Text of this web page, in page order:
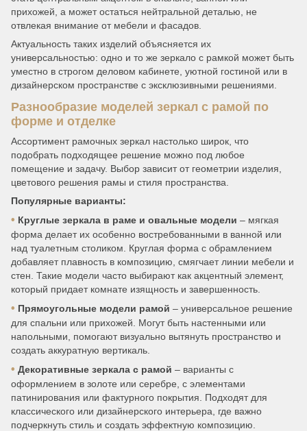
прихожей, а может остаться нейтральной деталью, не
отвлекая внимание от мебели и фасадов.
Актуальность таких изделий объясняется их
универсальностью: одно и то же зеркало с рамкой может быть
уместно в строгом деловом кабинете, уютной гостиной или в
дизайнерском пространстве с эксклюзивными решениями.
Разнообразие моделей зеркал с рамой по
форме и отделке
Ассортимент рамочных зеркал настолько широк, что
подобрать подходящее решение можно под любое
помещение и задачу. Выбор зависит от геометрии изделия,
цветового решения рамы и стиля пространства.
Популярные варианты:
• Круглые зеркала в раме и овальные модели – мягкая
форма делает их особенно востребованными в ванной или
над туалетным столиком. Круглая форма с обрамлением
добавляет плавность в композицию, смягчает линии мебели и
стен. Такие модели часто выбирают как акцентный элемент,
который придает комнате изящность и завершенность.
• Прямоугольные модели рамой – универсальное решение
для спальни или прихожей. Могут быть настенными или
напольными, помогают визуально вытянуть пространство и
создать аккуратную вертикаль.
• Декоративные зеркала с рамой – варианты с
оформлением в золоте или серебре, с элементами
патинирования или фактурного покрытия. Подходят для
классического или дизайнерского интерьера, где важно
подчеркнуть стиль и создать эффектную композицию.